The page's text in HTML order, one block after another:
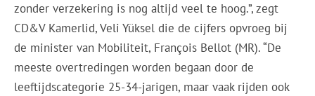
zonder verzekering is nog altijd veel te hoog.”, zegt
CD&V Kamerlid, Veli Yüksel die de cijfers opvroeg bij
de minister van Mobiliteit, François Bellot (MR). “De
meeste overtredingen worden begaan door de
leeftijdscategorie 25-34-jarigen, maar vaak rijden ook